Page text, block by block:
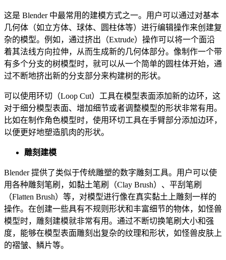
这是 Blender 中最常用的建模方式之一。用户可以通过对基本
几何体（如立方体、球体、圆柱体等）进行编辑操作来创建复
杂的模型。例如，通过挤出（Extrude）操作可以将一个面沿
着其法线方向拉伸，从而生成新的几何体部分。像制作一个带
有多个分支的树模型时，就可以从一个简单的圆柱体开始，通
过不断地挤出新的分支部分来构建树的形状。
可以使用环切（Loop Cut）工具在模型表面添加新的边环，这
对于细分模型表面、增加细节或者调整模型的形状非常有用。
比如在制作角色模型时，使用环切工具在手臂部分添加边环，
以便更好地塑造肌肉的形状。
雕刻建模
Blender 提供了类似于传统雕塑的数字雕刻工具。用户可以使
用各种雕刻笔刷，如黏土笔刷（Clay Brush）、平刮笔刷
（Flatten Brush）等，对模型进行像在真实黏土上雕刻一样的
操作。在创建一些具有不规则形状和丰富细节的物体，如怪兽
模型时，雕刻建模就非常有用。通过不断切换笔刷大小和强
度，能够在模型表面雕刻出复杂的纹理和形状，如怪兽皮肤上
的褶皱、鳞片等。